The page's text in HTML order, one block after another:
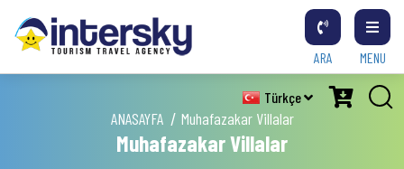
MENU
ARA
Türkçe
ANASAYFA Muhafazakar Villalar
Muhafazakar Villalar